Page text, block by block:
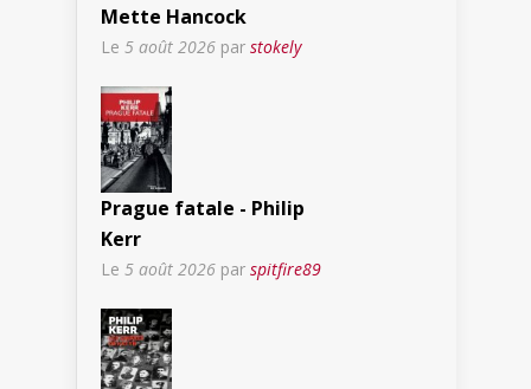
Mette Hancock
Le 5 août 2026 par stokely
Prague fatale - Philip
Kerr
Le 5 août 2026 par spitfire89